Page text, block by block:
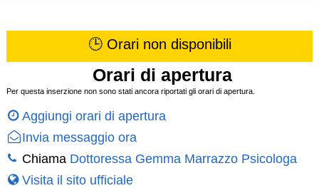
🕒 Orari non disponibili
Orari di apertura
Per questa inserzione non sono stati ancora riportati gli orari di apertura.
Aggiungi orari di apertura
Invia messaggio ora
Chiama Dottoressa Gemma Marrazzo Psicologa
Visita il sito ufficiale